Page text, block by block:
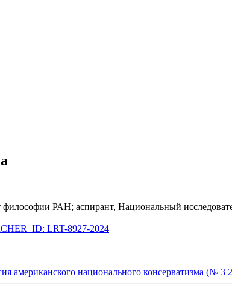
РАН; аспирант, Национальный
LRT-8927-2024
американского национального консерватизма (№ 3